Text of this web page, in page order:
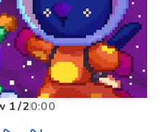
1/20:00